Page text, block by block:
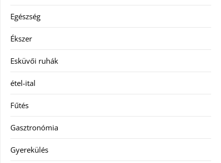
Egészség
Ékszer
Esküvői ruhák
étel-ital
Fűtés
Gasztronómia
Gyerekülés